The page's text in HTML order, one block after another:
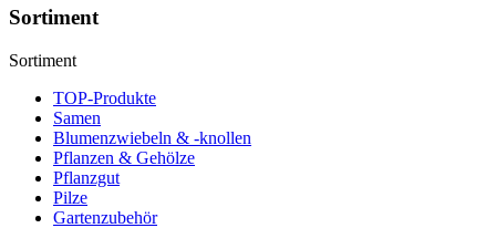
Sortiment
Sortiment
TOP-Produkte
Samen
Blumenzwiebeln & -knollen
Pflanzen & Gehölze
Pflanzgut
Pilze
Gartenzubehör